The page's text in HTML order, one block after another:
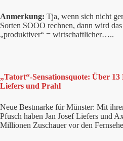
Anmerkung: Tja, wenn sich nicht
Sorten SOOO rechnen, dann wird das
„produktiver“ = wirtschaftlicher…..
„Tatort“-Sensationsquote: Über 13
Liefers und Prahl
Neue Bestmarke für Münster: Mit
Pfusch haben Jan Josef Liefers und
Millionen Zuschauer vor den